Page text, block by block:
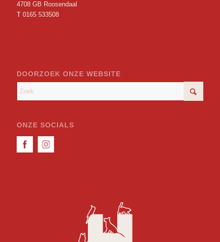
4708 GB Roosendaal
T 0165 533508
DOORZOEK ONZE WEBSITE
ONZE SOCIALS